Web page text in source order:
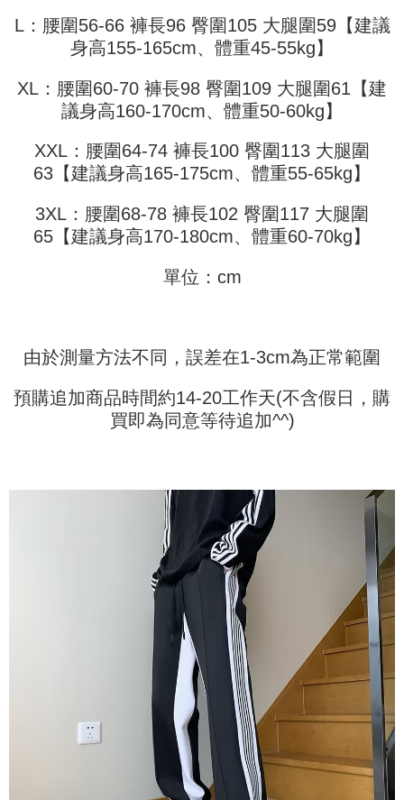
Later selepas pesanan dibuat. Anda perlu mengesahkan nombor telefon
mudah alih anda, memilih bilangan ansuran, dan menetapkan tarikh
akhir pembayaran. Transaksi akan dianggap selesai setelah pembayaran
Had kredit yang diluluskan, tempoh ansuran yang tersedia, dan yuran
yang dikenakan adalah tertakluk kepada maklumat yang dinyatakan
pada halaman pengesahan transaksi seterusnya.
Jika transaksi tidak disahkan dalam masa 30 minit selepas pesanan
akan dibatalkan secara automatik. Jika permohonan gagal pada
peringkat "semakan manual", ini bermakna kriteria pemarkahan sistem
tidak dipenuhi; butiran penilaian khusus tidak akan didedahkan.
Selepas mengakses bil melalui pautan dalam SMS, anda boleh
bar kedai serbaneka, kedai runcit Taiwan Mobile, pemindahan bank,
JKOPay, atau iPASS MONEY.
yang membolehkan pelanggan membeli barangan atau perkhidmatan
melalui perkhidmatan ini pada masa transaksi. Hasil daripada pembelian
atau pembayaran ansuran akan dipindahkan oleh peniaga kepada
Syarikat, dan pelanggan hendaklah membuat pembayaran mengikut
perjanjian menggunakan sistem bil Syarikat.
Untuk memenuhi hubungan kontrak yang terjalin melalui persetujuan
penggunaan OP Pay Later, peniaga akan memberikan maklumat peribadi
anda (termasuk nama, nombor telefon, atau alamat) kepada Syarikat bagi
tujuan pengumpulan, pemprosesan dan penggunaan data yang
diperlukan untuk pengebilan ansuran, termasuk pengesahan,
pengesahan semula dan pembetulan.
Untuk terma perkhidmatan penuh, sila rujuk pautan berikut:
https://oppay.tw/userRule
" target="_blank" class="link revert-
style">https://oppay.tw/userRule
【Panduan Penggunaan Pembayaran Ansuran Gogo】
1. Perkhidmatan ini disediakan oleh Taiwan Mobile, pengguna telefon
2. Anda boleh meneruskan pembayaran selepas pengesahan SMS.
3. Tiada bayaran diperlukan apabila pesanan disahkan. Produk akan
dihantar ke alamat yang ditetapkan.
manakala ahli aplikasi akan menerima pemberitahuan tolak aplikasi
AFTEE.
5. Tiada bayaran diperlukan apabila anda menerima produk. Sila buat
dalam talian dengan SMS pembayaran atau pemberitahuan tolak aplikasi
bagaimanapun, bagi mereka yang telah memuat turun Aplikasi AFTEE
dan mendaftar sebagai ahli AFTEE boleh menikmati tempoh pembayaran
sehingga 45 hari.
Tempoh pembayaran dikira dari masa kedai meminta pembayaran anda,
prapesanan atau produk yang mungkin mengambil masa yang lebih
kepada AFTEE dalam tempoh sama ada anda menerima pesanan.
Kedua, Sekatan Pembayaran
2. Amaun perbelanjaan minimum mestilah lebih besar daripada NT$20.
3. Pada masa ini hanya tersedia untuk ahli Taiwan.
Perkhidmatan AFTEE Beli Sekarang Bayar Kemudian disediakan oleh NP
Taiwan, Inc. dan AFTEE akan membuat bil kepada pengguna. AFTEE
akan menggunakan data peribadi yang dikumpul (termasuk nama
pembeli, no. telefon, nama penerima, no. telefon, alamat penerima) untuk
penggunaan perkhidmatan. Sila rujuk kepada "Penyata Pengumpulan
Data Peribadi, Pemprosesan, Penggunaan"
(https://aftee.tw/privacypolicy/
) untuk maklumat lanjut.
Jumlah yang diperakui untuk pengguna kali pertama yang lulus
kelulusan boleh sehingga NT$10,000. Jika pengguna tidak membuat
pembayaran dalam tempoh tersebut, yuran pembayaran lewat sebanyak
20% setahun akan dikenakan. Pengguna bawah umur dikehendaki
mendapatkan kebenaran daripada ibu bapa atau penjaga yang sah
untuk menggunakan AFTEE.
Sila hubungi NP Taiwan Inc. di cs_tw@netprotections.co.jp
Pilihan Penghantaran
全家取貨付款
付款 後全家取貨
7-11取貨付款
NT$499 atau lebih
付款 後7-11取貨
NT$45/pesanan | Penghantaran percuma untuk pesanan
NT$70/pesanan | Penghantaran percuma untuk pesanan
L：腰圍56-66 褲長96 臀圍105 大腿圍59【建議
身高155-165cm、體重45-55kg】
XL：腰圍60-70 褲長98 臀圍109 大腿圍61【建
議身高160-170cm、體重50-60kg】
XXL：腰圍64-74 褲長100 臀圍113 大腿圍
63【建議身高165-175cm、體重55-65kg】
3XL：腰圍68-78 褲長102 臀圍117 大腿圍
65【建議身高170-180cm、體重60-70kg】
單位：cm
由於測量方法不同，誤差在1-3cm為正常範圍
預購追加商品時間約14-20工作天(不含假日，購
買即為同意等待追加^^)